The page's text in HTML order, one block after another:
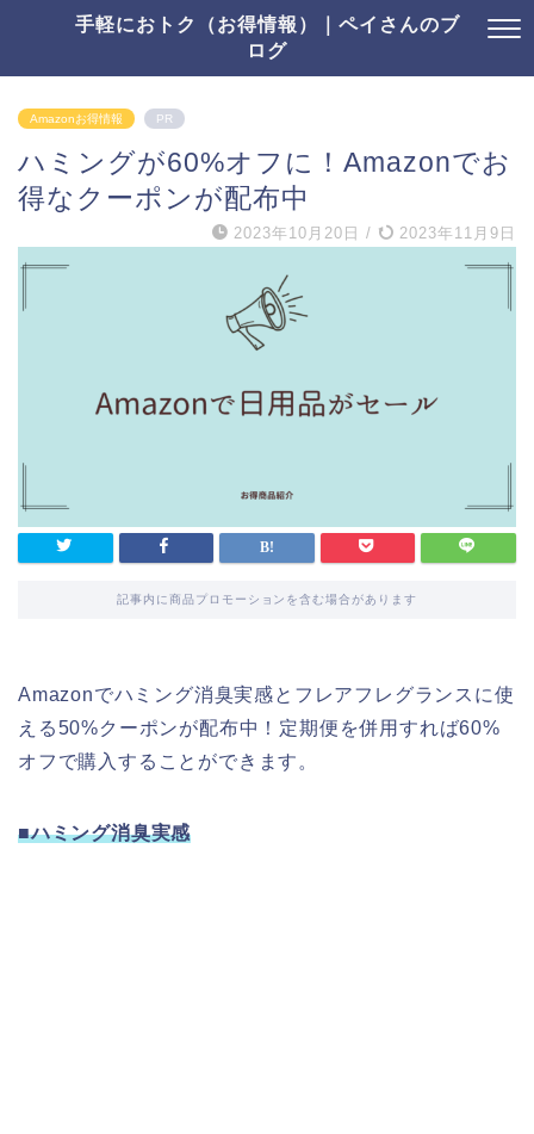
手軽におトク（お得情報）｜ペイさんのブ
ログ
Amazonお得情報 PR
ハミングが60%オフに！Amazonでお
得なクーポンが配布中
2023年10月20日 / 2023年11月9日
記事内に商品プロモーションを含む場合があります
Amazonでハミング消臭実感とフレアフレグランスに使
える50%クーポンが配布中！定期便を併用すれば60%
オフで購入することができます。
■ハミング消臭実感